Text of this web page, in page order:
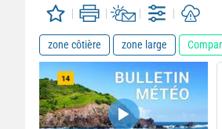
zone côtière zone large